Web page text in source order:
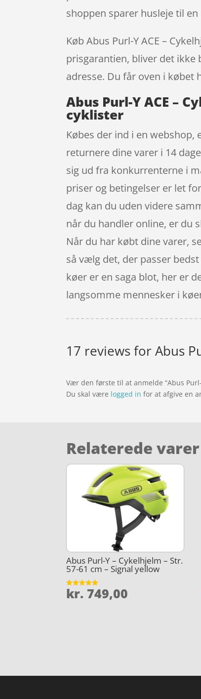
shoppen sparer husleje til
Køb Abus Purl-Y ACE –
prisgarantien, bliver det ikke
adresse. Du får oven i købet
Abus Purl-Y ACE –
cyklister
Købes der ind i en
returnere dine varer i 14
sig ud fra konkurrenterne i
priser og betingelser er let
dag kan du uden videre
når du handler online, er du
Når du har købt dine varer,
så vælg det, der passer
køer er en saga blot, her er
langsomme mennesker i
17 reviews forAbus
Vær den første til at anmelde “Abus
Du skal være logged in for at afgive en
Relaterede varer
Abus Purl-Y – Cykelhjelm – Str.
57-61 cm – Signal yellow
Vurderet
5
kr. 749,00